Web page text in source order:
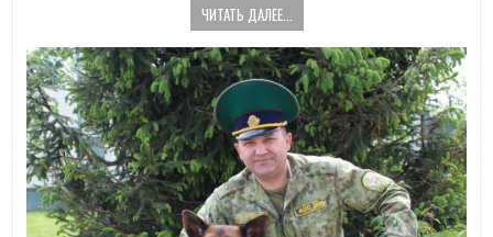
ЧИТАТЬ ДАЛЕЕ...